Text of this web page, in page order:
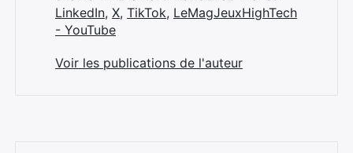
LinkedIn, X, TikTok, LeMagJeuxHighTech
- YouTube
Voir les publications de l'auteur